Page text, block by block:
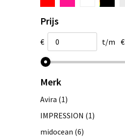
Prijs
€ t/m €
Merk
Avira (1)
IMPRESSION (1)
midocean (6)